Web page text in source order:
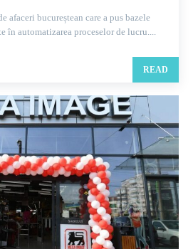
afaceri bucureștean care a pus bazele
în automatizarea proceselor de lucru....
READ